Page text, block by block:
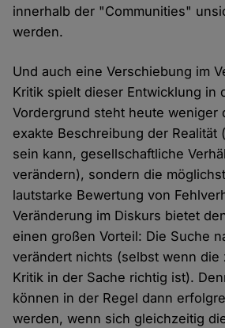
innerhalb der "Communities"
werden.
Und auch eine Verschiebung im
Kritik spielt dieser Entwicklung in
Vordergrund steht heute weniger
exakte Beschreibung der Realität
sein kann, gesellschaftliche
verändern), sondern die
lautstarke Bewertung von
Veränderung im Diskurs bietet
einen großen Vorteil: Die Suche
verändert nichts (selbst wenn die
Kritik in der Sache richtig ist).
können in der Regel dann
werden, wenn sich gleichzeitig